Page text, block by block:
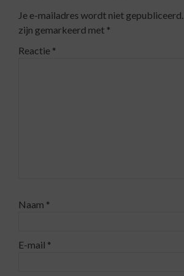
Je e-mailadres wordt niet gepubliceerd.
zijn gemarkeerd met *
Reactie *
Naam *
E-mail *